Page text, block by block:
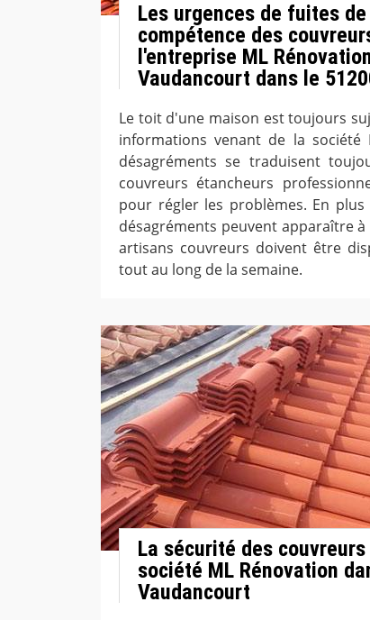
Les urgences de fuites
compétence des
l'entreprise ML
Vaudancourt dans le
Le toit d'une maison est toujours
informations venant de la société
désagréments se traduisent
couvreurs étancheurs
pour régler les problèmes. En
désagréments peuvent apparaître
artisans couvreurs doivent être
tout au long de la semaine.
La sécurité des
société ML Rénovation
Vaudancourt